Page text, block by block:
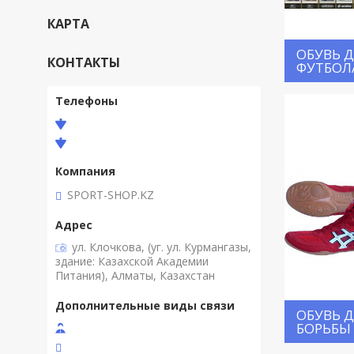
ОБУВЬ
ОБУВЬ
БОРЬБЫ
КАРТА
КОНТАКТЫ
SPORT-SHOP.KZ
ул. Клочкова, (уг. ул. Курмангазы,
здание: Казахской Академии
Питания), Алматы, Казахстан